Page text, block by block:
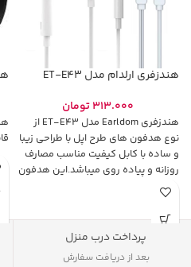
هندزفری ارلدام مدل ET-E43
313.000تومان
هندزفری Earldom مدل ET-E43 از
نوع هدفون های طرح اپل با طراحی زیبا
و ساده با کابل کیفیت مناسب مصارف
روزانه و پیاده روی میباشد.این هدفون
زیبا با قابلیت اتصال به انواع دیوایس
های گوشیهای هوشمند، تبلت، موزیک
پلیر ها و هر دستگاهی که فیش AUX
3.5 میلیمتری را پشتیبانی کند قابل
اتصال است. ظاهر ساده اما ظریف
پرداخت درب منزل
بعد از دریافت سفارش